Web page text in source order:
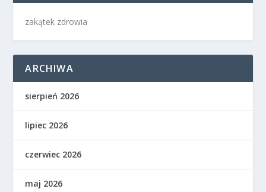
zakątek zdrowia
ARCHIWA
sierpień 2026
lipiec 2026
czerwiec 2026
maj 2026